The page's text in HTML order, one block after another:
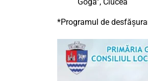
*Programul de